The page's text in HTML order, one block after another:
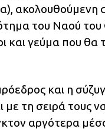
ακολουθούμενη
του Ναού
και γεύμα που θα
και η
με τη σειρά τους
αργότερα